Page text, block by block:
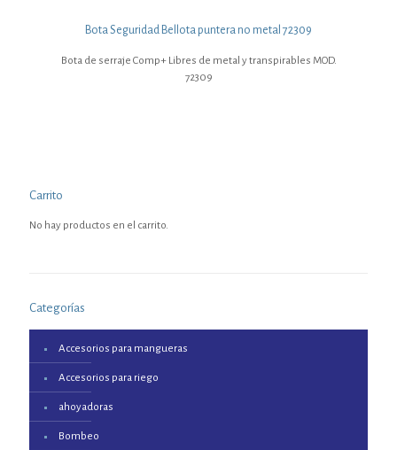
Bota Seguridad Bellota puntera no metal 72309
Bota de serraje Comp+ Libres de metal y transpirables MOD.
72309
Carrito
No hay productos en el carrito.
Categorías
Accesorios para mangueras
Accesorios para riego
ahoyadoras
Bombeo